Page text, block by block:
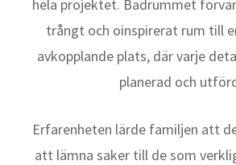
hela projektet. Badrummet
trångt och oinspirerat rum till
avkopplande plats, där varje
planerad och
Erfarenheten lärde familjen att
att lämna saker till de som